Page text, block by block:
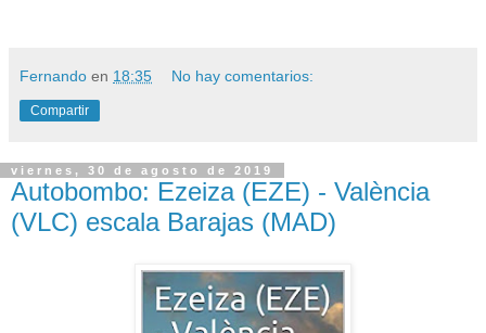
Fernando en 18:35 No hay comentarios:
Compartir
viernes, 30 de agosto de 2019
Autobombo: Ezeiza (EZE) - València
(VLC) escala Barajas (MAD)